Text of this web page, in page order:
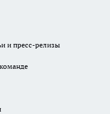
и пресс-релизы